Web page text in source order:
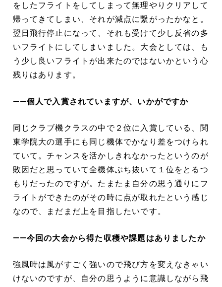
をしたフライトをしてしまって無理やりクリアして
帰ってきてしまい、それが減点に繋がったかなと。
翌日飛行停止になって、それも受けて少し反省の多
いフライトにしてしまいました。大会としては、も
う少し良いフライトが出来たのではないかという心
残りはあります。
――個人で入賞されていますが、いかがですか
同じクラブ機クラスの中で２位に入賞している、関
東学院大の選手にも同じ機体でかなり差をつけられ
ていて。チャンスを活かしきれなかったというのが
敗因だと思っていて全機体ぶち抜いて１位をとるつ
もりだったのですが。たまたま自分の思う通りにフ
ライトができたのがその時に点が取れたという感じ
なので、まだまだ上を目指したいです。
――今回の大会から得た収穫や課題はありましたか
強風時は風がすごく強いので飛び方を変えなきゃい
けないのですが、自分の思うように意識しながら飛